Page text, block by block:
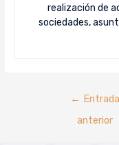
realización de
sociedades,
← Entrada
anterior